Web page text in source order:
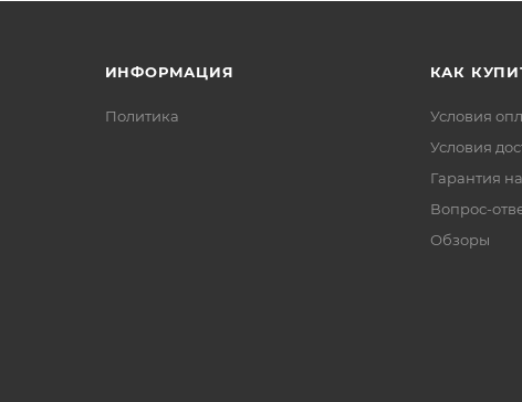
ИНФОРМАЦИЯ
Политика
КАК
Условия
Условия
Гарантия
Вопрос-
Обзоры